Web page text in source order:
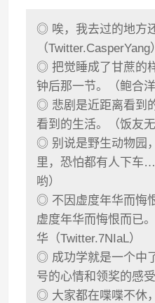
◎ 唉，我去过的地方
（Twitter.CasperYang）
◎ 把觉睡成了甘蔗的
钟后那一节。（鲍合洋
◎ 悲剧是近距离看到
看到的生活。（饭友
◎ 别说是野生动物园
里，恐怕都有人下车
哟）
◎ 不因虚度年华而悔
虚度年华而悔恨而已
华（Twitter.7NIaL）
◎ 成功学就是一个中
号的心情和领奖的感
◎ 大家都在喋喋不休